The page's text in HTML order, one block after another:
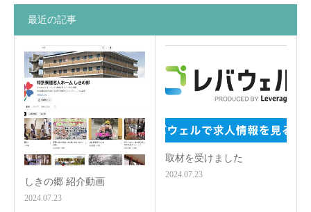
最近の記事
しきの郷 紹介動画
2024.07.23
取材を受けました
2024.07.23